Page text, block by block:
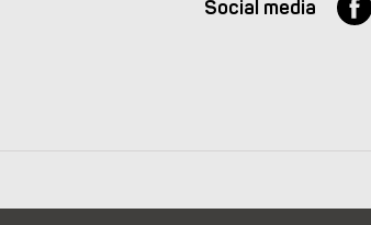
Social media